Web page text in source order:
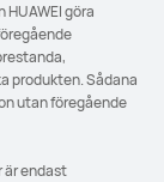
göra
produkten. Sådana
utan föregående
är endast